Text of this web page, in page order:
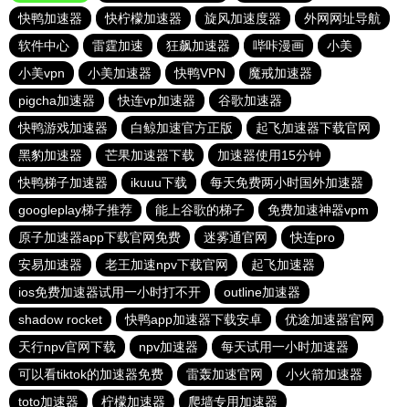
快鸭加速器
快柠檬加速器 旋风加速度器
外网网址导航
软件中心
雷霆加速 狂飙加速器 哔咔漫画
小美
小美vpn
小美加速器 快鸭VPN
魔戒加速器
pigcha加速器
快连vp加速器
谷歌加速器
快鸭游戏加速器
白鲸加速官方正版
起飞加速器下载官网
黑豹加速器
芒果加速器下载
加速器使用15分钟
快鸭梯子加速器
ikuuu下载
每天免费两小时国外加速器
googleplay梯子推荐
能上谷歌的梯子
免费加速神器vpm
原子加速器app下载官网免费
迷雾通官网
快连pro
安易加速器
老王加速npv下载官网
起飞加速器
ios免费加速器试用一小时打不开
outline加速器
shadow rocket
快鸭app加速器下载安卓
优途加速器官网
天行npv官网下载
npv加速器
每天试用一小时加速器
可以看tiktok的加速器免费
雷轰加速官网
小火箭加速器
toto加速器
柠檬加速器 爬墙专用加速器